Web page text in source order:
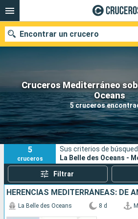
Cruceros Mediterráneo
Oceans
5 cruceros
Encontrar un crucero
Nuestros destinos
Fecha de salida
Puertos
5
cruceros
Sus criterios de
La Belle des Oceans -
Filtrar
La Belle des Oceans 8 d